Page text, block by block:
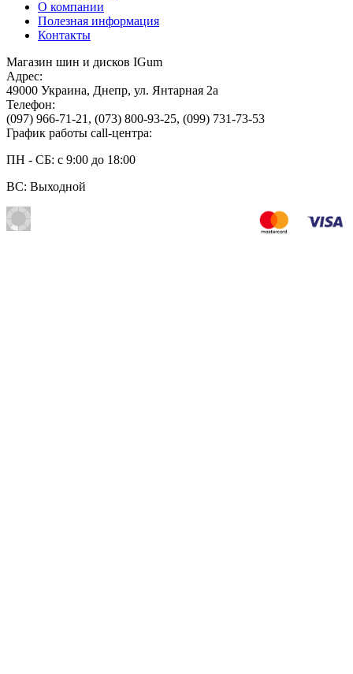
О компании
Полезная информация
Контакты
Магазин шин и дисков IGum
Адрес:
49000 Украина, Днепр, ул. Янтарная 2а
Телефон:
(097) 966-71-21 , (073) 800-93-25, (099) 731-73-53
График работы call-центра:
ПН - СБ: с 9:00 до 18:00
ВС: Выходной